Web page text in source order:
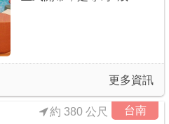
更多資訊
台南
約 380 公尺